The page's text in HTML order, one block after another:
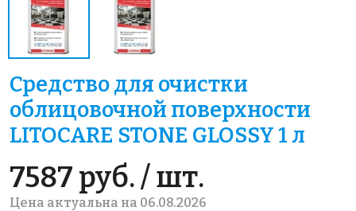
Средство для очистки
облицовочной поверхности
LITOCARE STONE GLOSSY 1 л
7587 руб. / шт.
Цена актуальна на 06.08.2026